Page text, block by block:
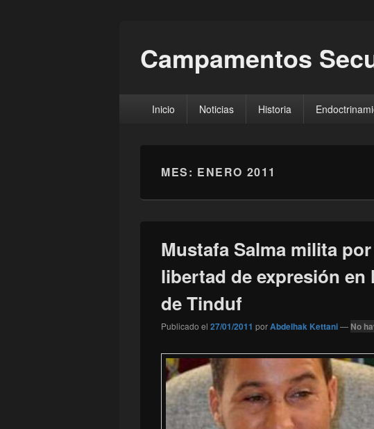
Campamentos
principalInicio Noticias Historia
MES: ENERO 2011
Mustafa Salma milita
libertad de expresión
de Tinduf
Publicado el 27/01/2011 porAbdelhak Kettani— No